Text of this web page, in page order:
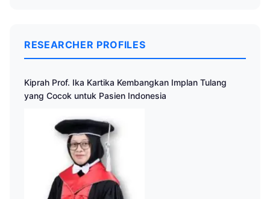
RESEARCHER PROFILES
Kiprah Prof. Ika Kartika Kembangkan Implan Tulang
yang Cocok untuk Pasien Indonesia